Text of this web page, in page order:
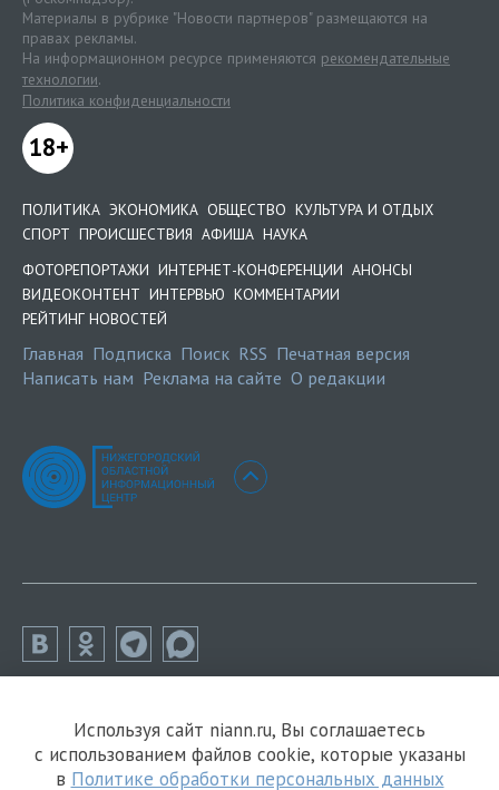
Материалы в рубрике "Новости партнеров" размещаются на
правах рекламы.
На информационном ресурсе применяются рекомендательные
технологии.
Политика конфиденциальности
18+
ПОЛИТИКА ЭКОНОМИКА ОБЩЕСТВО КУЛЬТУРА И ОТДЫХ
СПОРТ ПРОИСШЕСТВИЯ АФИША НАУКА
ФОТОРЕПОРТАЖИ ИНТЕРНЕТ-КОНФЕРЕНЦИИ АНОНСЫ
ВИДЕОКОНТЕНТ ИНТЕРВЬЮ КОММЕНТАРИИ
РЕЙТИНГ НОВОСТЕЙ
Главная Подписка Поиск RSS Печатная версия
Написать нам Реклама на сайте О редакции
Используя сайт niann.ru, Вы соглашаетесь
с использованием файлов cookie, которые указаны
в Политике обработки персональных данных